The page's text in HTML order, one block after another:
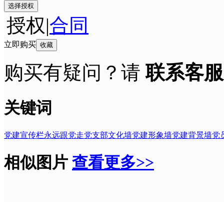
选择授权
授权|合同
立即购买 收藏
购买有疑问？请联系客服
关键词
党建宣传栏永远跟党走党支部文化墙党建形象墙党建背景墙党
相似图片 查看更多>>